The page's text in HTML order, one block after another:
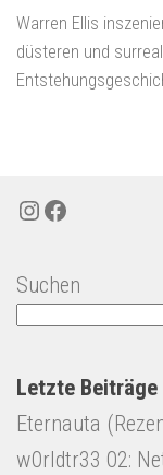
Warren Ellis
düsteren und
Instagram
Facebook
Suchen
Letzte Beiträge
Eternauta
w0rldtr33 02: